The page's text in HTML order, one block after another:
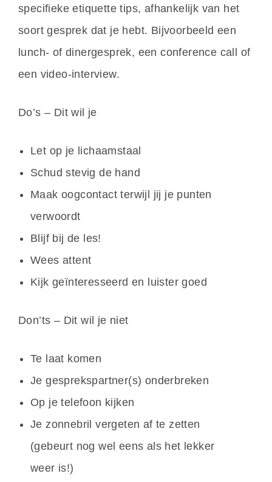
specifieke etiquette tips, afhankelijk van het
soort gesprek dat je hebt. Bijvoorbeeld een
lunch- of dinergesprek, een conference call of
een video-interview.
Do’s – Dit wil je
Let op je lichaamstaal
Schud stevig de hand
Maak oogcontact terwijl jij je punten
verwoordt
Blijf bij de les!
Wees attent
Kijk geïnteresseerd en luister goed
Don’ts – Dit wil je niet
Te laat komen
Je gesprekspartner(s) onderbreken
Op je telefoon kijken
Je zonnebril vergeten af te zetten
(gebeurt nog wel eens als het lekker
weer is!)